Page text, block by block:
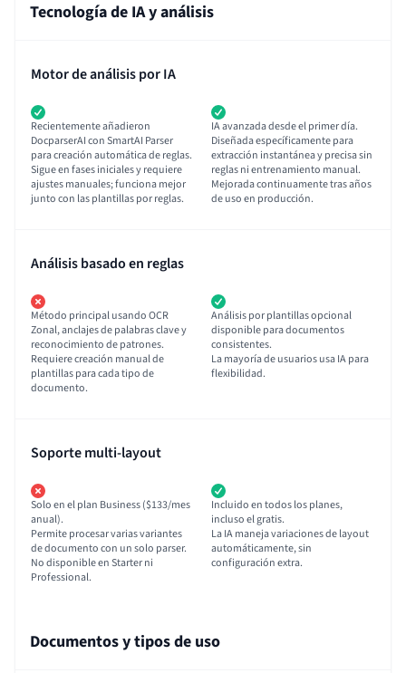
Tecnología de IA y análisis
Motor de análisis por IA
Recientemente añadieron
DocparserAI con SmartAI Parser
para creación automática de reglas.
Sigue en fases iniciales y requiere
ajustes manuales; funciona mejor
junto con las plantillas por reglas.
IA avanzada desde el primer día.
Diseñada específicamente para
extracción instantánea y precisa sin
reglas ni entrenamiento manual.
Mejorada continuamente tras años
de uso en producción.
Análisis basado en reglas
Método principal usando OCR
Zonal, anclajes de palabras clave y
reconocimiento de patrones.
Requiere creación manual de
plantillas para cada tipo de
documento.
Análisis por plantillas opcional
disponible para documentos
consistentes.
La mayoría de usuarios usa IA para
flexibilidad.
Soporte multi-layout
Solo en el plan Business ($133/mes
anual).
Permite procesar varias variantes
de documento con un solo parser.
No disponible en Starter ni
Professional.
Incluido en todos los planes,
incluso el gratis.
La IA maneja variaciones de layout
automáticamente, sin
configuración extra.
Documentos y tipos de uso